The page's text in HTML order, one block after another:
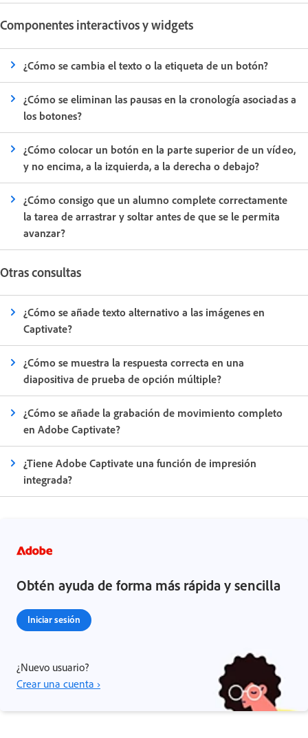
Componentes interactivos y widgets
¿Cómo se cambia el texto o la etiqueta de un botón?
¿Cómo se eliminan las pausas en la cronología asociadas a
los botones?
¿Cómo colocar un botón en la parte superior de un vídeo,
y no encima, a la izquierda, a la derecha o debajo?
¿Cómo consigo que un alumno complete correctamente
la tarea de arrastrar y soltar antes de que se le permita
avanzar?
Otras consultas
¿Cómo se añade texto alternativo a las imágenes en
Captivate?
¿Cómo se muestra la respuesta correcta en una
diapositiva de prueba de opción múltiple?
¿Cómo se añade la grabación de movimiento completo
en Adobe Captivate?
¿Tiene Adobe Captivate una función de impresión
integrada?
Obtén ayuda de forma más rápida y sencilla
Iniciar sesión
¿Nuevo usuario?
Crear una cuenta ›